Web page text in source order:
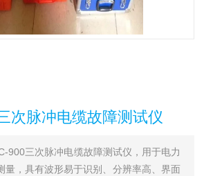
次脉冲电缆故障测试仪
900三次脉冲电缆故障测试仪，用于电力
量，具有波形易于识别、分辨率高、界面